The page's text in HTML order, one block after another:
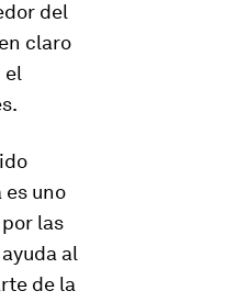
del
claro
el
es uno
las
al
de la